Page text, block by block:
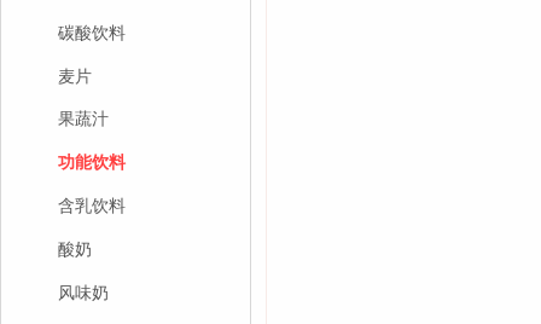
碳酸饮料
麦片
果蔬汁
功能饮料
含乳饮料
酸奶
风味奶